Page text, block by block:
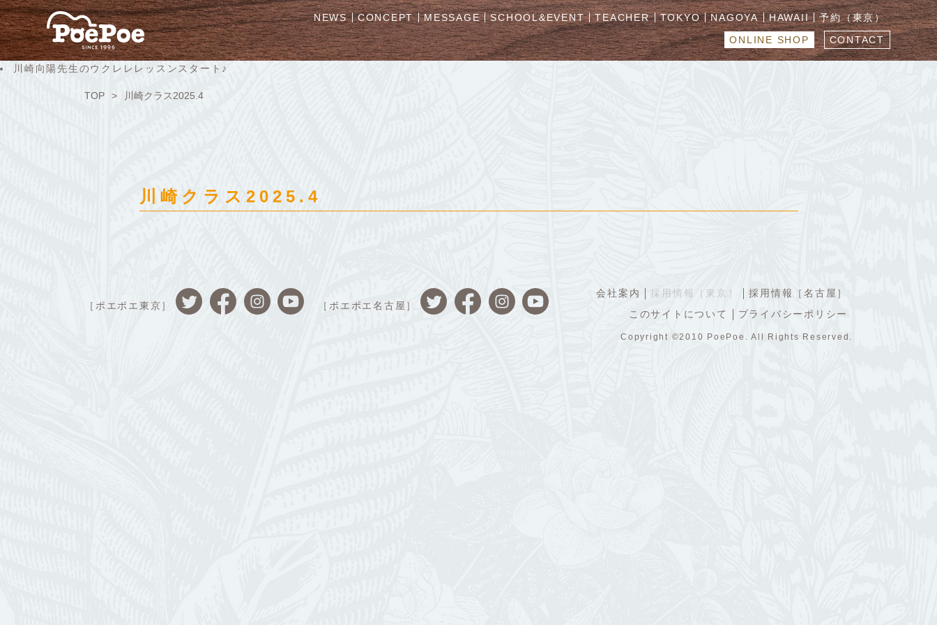
NEWS CONCEPT MESSAGE SCHOOL&EVENT TEACHER TOKYO NAGOYA HAWAII
予約（東京）
ONLINE SHOP
CONTACT
川崎向陽先生のウクレレレッスンスタート♪
TOP 川崎クラス2025.4
川崎クラス2025.4
［ポエポエ東京］ ［ポエポエ名古屋］
会社案内 採用情報［東京］
採用情報［名古屋］
このサイトについて
プライバシーポリシー
Copyright ©2010 PoePoe. All Rights Reserved.